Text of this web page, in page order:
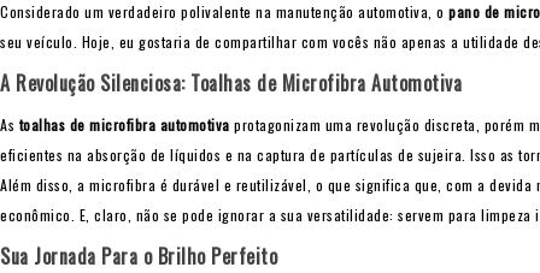
Considerado um verdadeiro polivalente na manutenção automotiva, o pano de
seu veículo. Hoje, eu gostaria de compartilhar com vocês não apenas a utilidade
A Revolução Silenciosa: Toalhas de Microfibra Automotiva
As toalhas de microfibra automotiva protagonizam uma revolução discreta, porém
eficientes na absorção de líquidos e na captura de partículas de sujeira. Isso as
Além disso, a microfibra é durável e reutilizável, o que significa que, com a
econômico. E, claro, não se pode ignorar a sua versatilidade: servem para
Sua Jornada Para o Brilho Perfeito